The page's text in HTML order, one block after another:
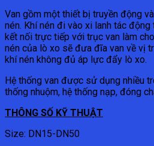
Van gồm một thiết bị truyền động
nén. Khí nén đi vào xi lanh tác
kết nối trực tiếp với trục van làm
nén của lò xo sẽ đưa đĩa van về vị
khí nén không đủ áp lực đẩy lò xo.
Hệ thống van được sử dụng nhiều
thống nhuộm, hệ thống nạp, đóng
THÔNG SỐ KỸ THUẬT
Size: DN15-DN50